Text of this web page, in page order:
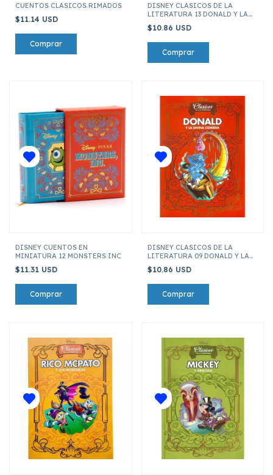
CUENTOS CLASICOS RIMADOS
$11.14 USD
DISNEY CLASICOS DE LA
LITERATURA 13 DONALD Y LA
$10.86 USD
DISNEY CUENTOS EN
MINIATURA 12 MONSTERS INC
$11.31 USD
DISNEY CLASICOS DE LA
LITERATURA 09 DONALD Y LA
$10.86 USD